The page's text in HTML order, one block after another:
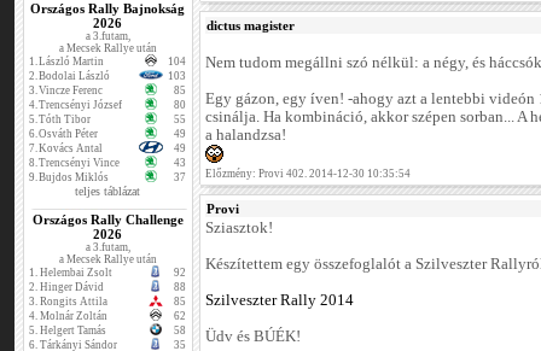
Országos Rally Bajnokság
2026
a 3.futam,
a Mecsek Rallye után
1.László Martin
104
2.Bodolai László
103
3.Vincze Ferenc
85
4.Trencsényi József
80
5.Tóth Tibor
55
6.Osváth Péter
49
7.Kovács Antal
49
8.Trencsényi Vince
43
9.Bujdos Miklós 37
teljes táblázat
Országos Rally Challenge
2026
a 3.futam,
a Mecsek Rallye után
1. Helembai Zsolt
92
2. Hinger Dávid
88
3. Rongits Attila
85
4. Molnár Zoltán
62
5. Helgert Tamás
58
6. Tárkányi Sándor 35
dictus magister
Nem tudom megállni szó nélkül: a négy, és
Egy gázon, egy íven! -ahogy azt a lentebbi videón
csinálja. Ha kombináció, akkor szépen sorban... A
a halandzsa!
Előzmény: Provi 402. 2014-12-30 10:35:54
Provi
Sziasztok!
Készítettem egy összefoglalót a Szilveszter
Szilveszter Rally 2014
Üdv és BÚÉK!